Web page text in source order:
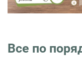
Все по